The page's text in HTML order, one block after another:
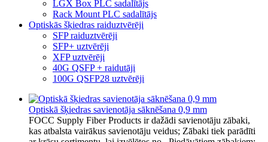
LGX Box PLC sadalītājs
Rack Mount PLC sadalītājs
Optiskās šķiedras raiduztvērēji
SFP raiduztvērēji
SFP+ uztvērēji
XFP uztvērēji
40G QSFP + raidutāji
100G QSFP28 uztvērēji
Optiskā šķiedras savienotāja sāknēšana 0,9 mm
FOCC Supply Fiber Products ir dažādi savienotāju zābaki,
kas atbalsta vairākus savienotāju veidus; Zābaki tiek parādīti